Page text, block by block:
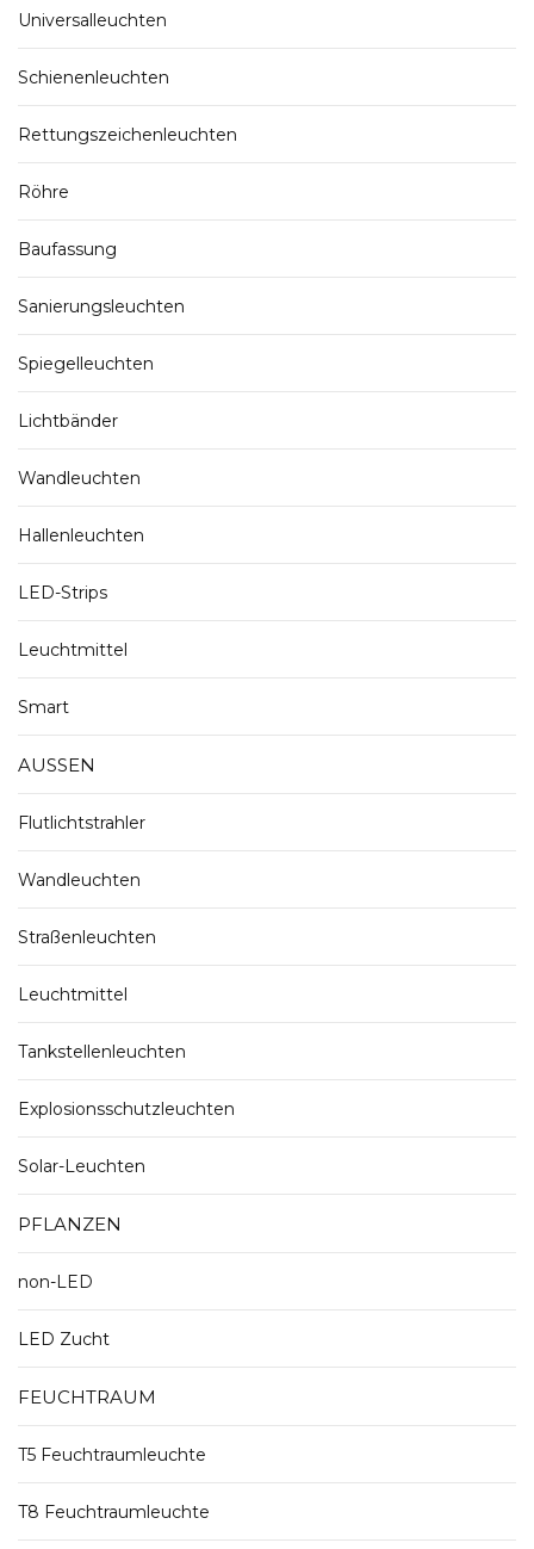
Universalleuchten
Schienenleuchten
Rettungszeichenleuchten
Röhre
Baufassung
Sanierungsleuchten
Spiegelleuchten
Lichtbänder
Wandleuchten
Hallenleuchten
LED-Strips
Leuchtmittel
Smart
AUSSEN
Flutlichtstrahler
Wandleuchten
Straßenleuchten
Leuchtmittel
Tankstellenleuchten
Explosionsschutzleuchten
Solar-Leuchten
PFLANZEN
non-LED
LED Zucht
FEUCHTRAUM
T5 Feuchtraumleuchte
T8 Feuchtraumleuchte